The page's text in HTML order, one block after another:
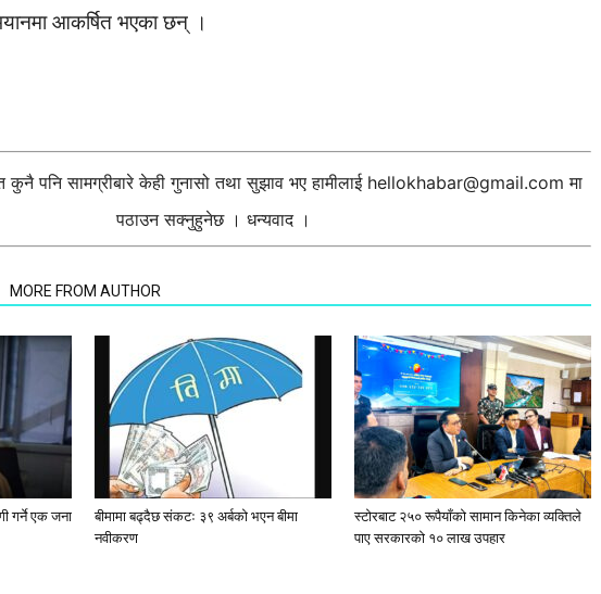
आकर्षित भएका छन् ।
कुनै पनि सामग्रीबारे केही गुनासो तथा सुझाव भए हामीलाई hellokhabar@gmail.com मा
पठाउन सक्नुहुनेछ । धन्यवाद ।
MORE FROM AUTHOR
गर्ने एक जना
बीमामा बढ्दैछ संकटः ३९ अर्बको भएन बीमा
नवीकरण
स्टाेरबाट २५० रूपैयाँको सामान किनेका व्यक्तिले
पाए सरकारको १० लाख उपहार